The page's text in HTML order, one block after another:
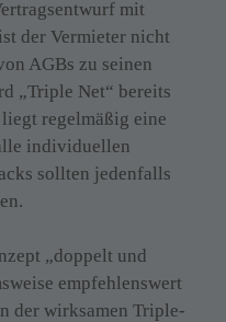
mit
der Vermieter nicht
AGBs zu seinen
„Triple Net“ bereits
regelmäßig eine
individuellen
sollten jedenfalls
„doppelt und
empfehlenswert
der wirksamen Triple-